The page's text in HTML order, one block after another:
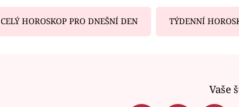
CELÝ HOROSKOP PRO DNEŠNÍ DEN TÝDENNÍ
Vaše